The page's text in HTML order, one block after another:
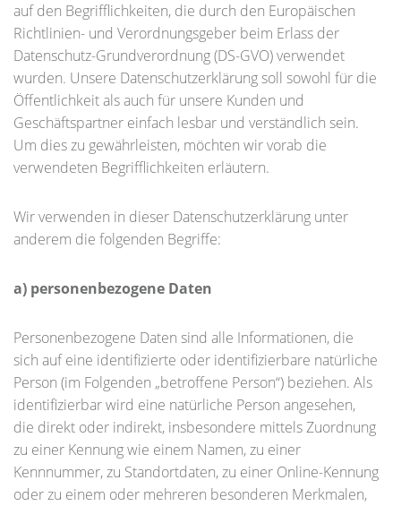
auf den Begrifflichkeiten, die durch den Europäischen
Richtlinien- und Verordnungsgeber beim Erlass der
Datenschutz-Grundverordnung (DS-GVO) verwendet
wurden. Unsere Datenschutzerklärung soll sowohl für die
Öffentlichkeit als auch für unsere Kunden und
Geschäftspartner einfach lesbar und verständlich sein.
Um dies zu gewährleisten, möchten wir vorab die
verwendeten Begrifflichkeiten erläutern.
Wir verwenden in dieser Datenschutzerklärung unter
anderem die folgenden Begriffe:
a) personenbezogene Daten
Personenbezogene Daten sind alle Informationen, die
sich auf eine identifizierte oder identifizierbare natürliche
Person (im Folgenden „betroffene Person“) beziehen. Als
identifizierbar wird eine natürliche Person angesehen,
die direkt oder indirekt, insbesondere mittels Zuordnung
zu einer Kennung wie einem Namen, zu einer
Kennnummer, zu Standortdaten, zu einer Online-Kennung
oder zu einem oder mehreren besonderen Merkmalen,